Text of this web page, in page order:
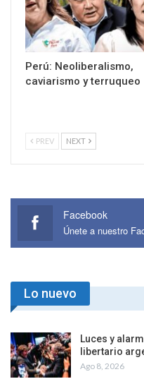
Perú: Neoliberalismo,
caviarismo y terruqueo
PREV NEXT
Facebook
Únete a nuestro
Lo nuevo
Luces y
libertario
Ago 8, 2026